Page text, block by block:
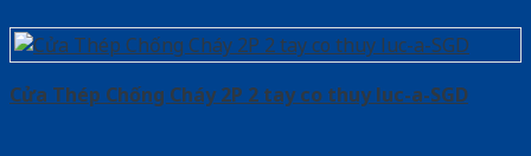
Cửa Thép Chống Cháy 2P 2 tay co thuy luc-a-SGD